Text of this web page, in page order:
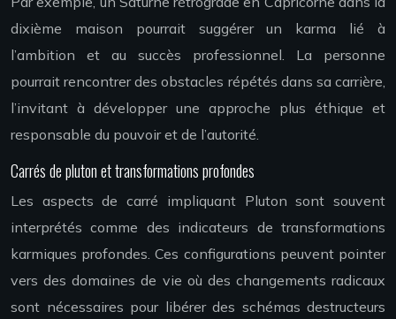
dixième maison pourrait suggérer un karma lié à
l’ambition et au succès professionnel. La personne
pourrait rencontrer des obstacles répétés dans sa carrière,
l’invitant à développer une approche plus éthique et
responsable du pouvoir et de l’autorité.
Carrés de pluton et transformations profondes
Les aspects de carré impliquant Pluton sont souvent
interprétés comme des indicateurs de transformations
karmiques profondes. Ces configurations peuvent pointer
vers des domaines de vie où des changements radicaux
sont nécessaires pour libérer des schémas destructeurs